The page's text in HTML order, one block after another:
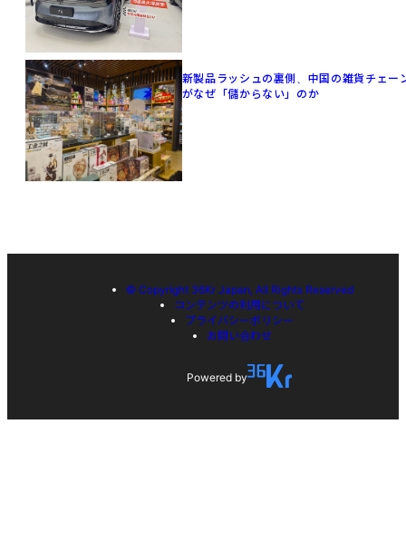
新製品ラッシュの裏側、中国の雑貨チェー
がなぜ「儲からない」のか
© Copyright 36Kr Japan, All Rights Reserved
コンテンツの利用について
プライバシーポリシー
お問い合わせ
Powered by